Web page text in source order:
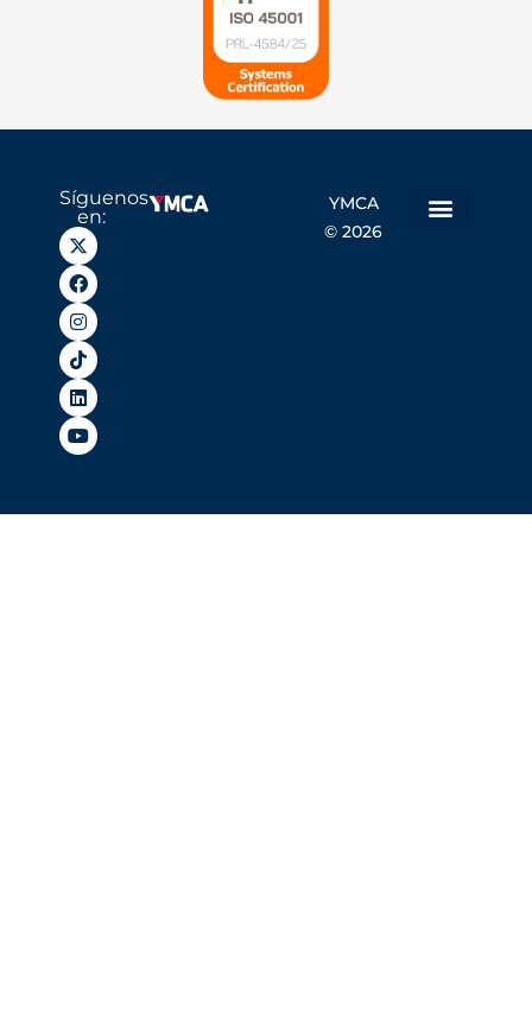
Síguenos
en:
YMCA
© 2026